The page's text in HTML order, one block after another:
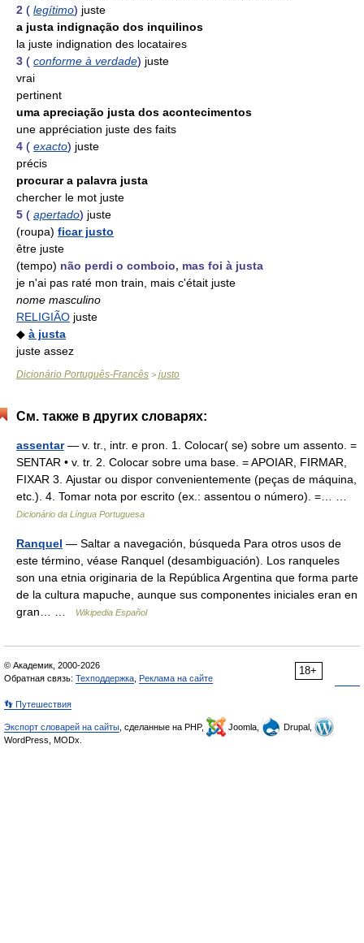
2 ( legítimo) juste
a justa indignação dos inquilinos
la juste indignation des locataires
3 ( conforme à verdade) juste
vrai
pertinent
uma apreciação justa dos acontecimentos
une appréciation juste des faits
4 ( exacto) juste
précis
procurar a palavra justa
chercher le mot juste
5 ( apertado) juste
(roupa) ficar justo
être juste
(tempo) não perdi o comboio, mas foi à justa
je n'ai pas raté mon train, mais c'était juste
nome masculino
RELIGIÃO juste
◆ à justa
juste assez
Dicionário Português-Francês > justo
См. также в других словарях:
assentar— v. tr., intr. e pron. 1. Colocar( se) sobre um assento. =
SENTAR • v. tr. 2. Colocar sobre uma base. = APOIAR, FIRMAR,
FIXAR 3. Ajustar ou dispor convenientemente (peças de máquina,
etc.). 4. Tomar nota por escrito (ex.: assentou o número). =… …
Dicionário da Língua Portuguesa
Ranquel — Saltar a navegación, búsqueda Para otros usos de
este término, véase Ranquel (desambiguación). Los ranqueles
son una etnia originaria de la República Argentina que forma parte
de la cultura mapuche, aunque sus componentes iniciales eran en
gran… …
Wikipedia Español
18+
© Академик, 2000-2026
Обратная связь: Техподдержка Реклама на сайте
👣 Путешествия
Экспорт словарей на сайты , сделанные на PHP, Joomla,
Drupal,
WordPress, MODx.